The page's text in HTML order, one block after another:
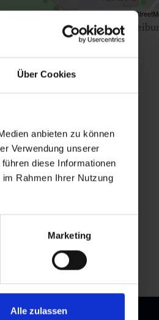
Über Cookies
anbieten zu können
Verwendung unserer
diese Informationen
Rahmen Ihrer Nutzung
Marketing
Alle zulassen
Map data ©
für eine